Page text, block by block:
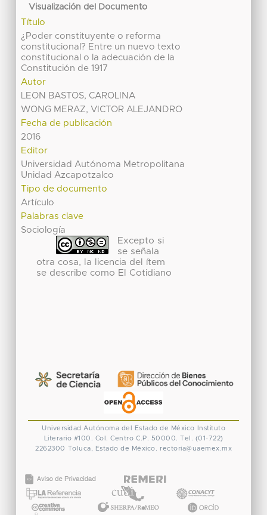
Visualización del Documento
Título
¿Poder constituyente o reforma
constitucional? Entre un nuevo texto
constitucional o la adecuación de la
Constitución de 1917
Autor
LEON BASTOS, CAROLINA
WONG MERAZ, VICTOR ALEJANDRO
Fecha de publicación
2016
Editor
Universidad Autónoma Metropolitana
Unidad Azcapotzalco
Tipo de documento
Artículo
Palabras clave
Sociología
Excepto si
se señala
otra cosa, la licencia del ítem
se describe como El Cotidiano
Universidad Autónoma del Estado de México
Instituto
Literario #100. Col. Centro C.P. 50000. Tel. (01-722)
2262300 Toluca, Estado de México. rectoria@uaemex.mx